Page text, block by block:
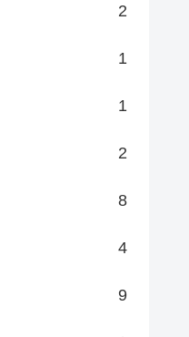
2
1
1
2
8
4
9